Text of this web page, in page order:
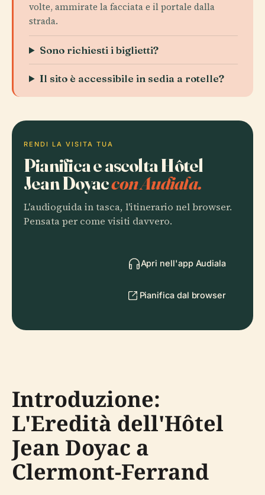
volte, ammirate la facciata e il portale dalla
strada.
Sono richiesti i biglietti?
Il sito è accessibile in sedia a rotelle?
RENDI LA VISITA TUA
Pianifica e ascolta Hôtel
Jean Doyaccon Audiala.
L'audioguida in tasca, l'itinerario nel browser.
Pensata per come visiti davvero.
Apri nell'app Audiala
Pianifica dal browser
Introduzione:
L'Eredità dell'Hôtel
Jean Doyac a
Clermont-Ferrand